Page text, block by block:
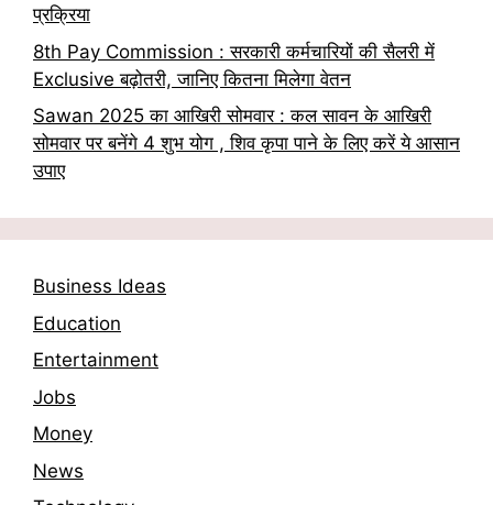
प्रक्रिया
8th Pay Commission : सरकारी कर्मचारियों की सैलरी में
Exclusive बढ़ोतरी, जानिए कितना मिलेगा वेतन
Sawan 2025 का आखिरी सोमवार : कल सावन के आखिरी
सोमवार पर बनेंगे 4 शुभ योग , शिव कृपा पाने के लिए करें ये आसान
उपाए
Business Ideas
Education
Entertainment
Jobs
Money
News